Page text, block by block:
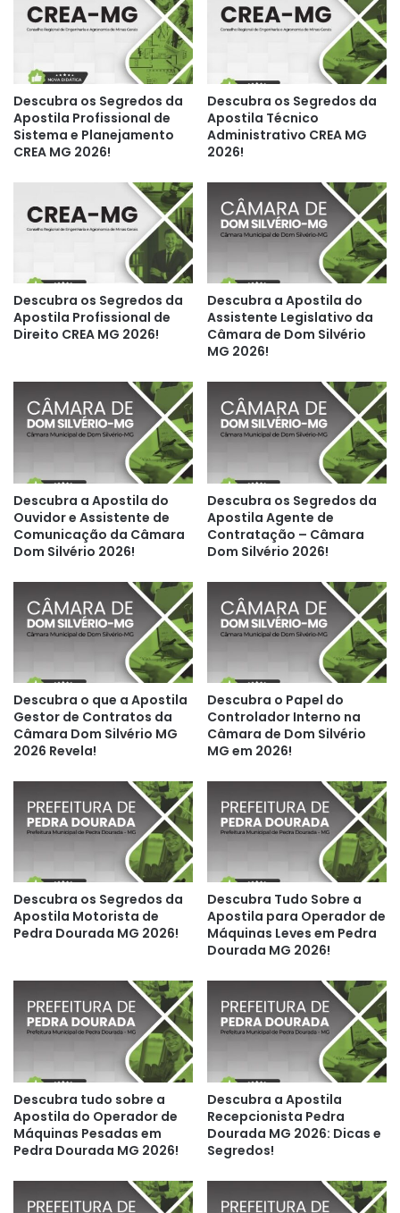
Descubra os Segredos da
Apostila Profissional de
Sistema e Planejamento
CREA MG 2026!
Descubra os Segredos da
Apostila Técnico
Administrativo CREA MG
2026!
Descubra os Segredos da
Apostila Profissional de
Direito CREA MG 2026!
Descubra a Apostila do
Assistente Legislativo da
Câmara de Dom Silvério
MG 2026!
Descubra a Apostila do
Ouvidor e Assistente de
Comunicação da Câmara
Dom Silvério 2026!
Descubra os Segredos da
Apostila Agente de
Contratação – Câmara
Dom Silvério 2026!
Descubra o que a Apostila
Gestor de Contratos da
Câmara Dom Silvério MG
2026 Revela!
Descubra o Papel do
Controlador Interno na
Câmara de Dom Silvério
MG em 2026!
Descubra os Segredos da
Apostila Motorista de
Pedra Dourada MG 2026!
Descubra Tudo Sobre a
Apostila para Operador de
Máquinas Leves em Pedra
Dourada MG 2026!
Descubra tudo sobre a
Apostila do Operador de
Máquinas Pesadas em
Pedra Dourada MG 2026!
Descubra a Apostila
Recepcionista Pedra
Dourada MG 2026: Dicas e
Segredos!